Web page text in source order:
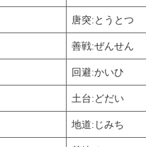
唐突:とうとつ
善戦:ぜんせん
回避:かいひ
土台:どだい
地道:じみち